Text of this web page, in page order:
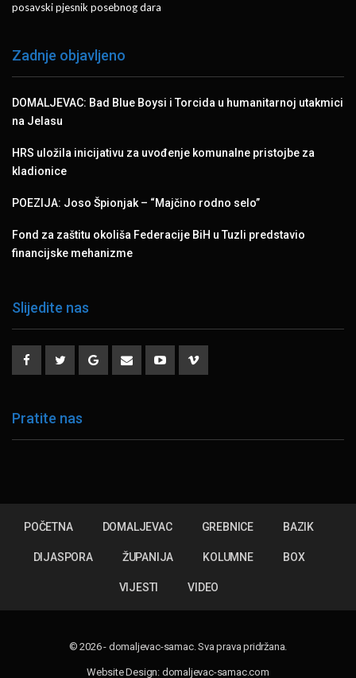
posavski pjesnik posebnog dara
Zadnje objavljeno
DOMALJEVAC: Bad Blue Boysi i Torcida u humanitarnoj utakmici
na Jelasu
HRS uložila inicijativu za uvođenje komunalne pristojbe za
kladionice
POEZIJA: Joso Špionjak – “Majčino rodno selo”
Fond za zaštitu okoliša Federacije BiH u Tuzli predstavio
financijske mehanizme
Slijedite nas
Pratite nas
POČETNA DOMALJEVAC GREBNICE BAZIK
DIJASPORA ŽUPANIJA KOLUMNE BOX
VIJESTI VIDEO
© 2026 - domaljevac-samac. Sva prava pridržana.
Website Design: domaljevac-samac.com